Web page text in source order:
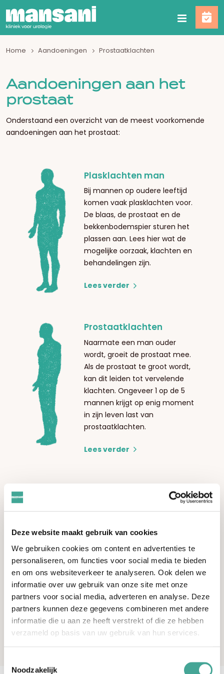
Deze website maakt gebruik van cookies
We gebruiken cookies om content en advertenties te
personaliseren, om functies voor social media te bieden
en om ons websiteverkeer te analyseren. Ook delen we
informatie over uw gebruik van onze site met onze
partners voor social media, adverteren en analyse. Deze
partners kunnen deze gegevens combineren met andere
informatie die u aan ze heeft verstrekt of die ze hebben
verzameld op basis van uw gebruik van hun services.
Noodzakelijk
Home Aandoeningen Prostaatklachten
Aandoeningen aan het
prostaat
Onderstaand een overzicht van de meest voorkomende
aandoeningen aan het prostaat:
Plasklachten man
Bij mannen op oudere leeftijd
komen vaak plasklachten voor.
De blaas, de prostaat en de
bekkenbodemspier sturen het
plassen aan. Lees hier wat de
mogelijke oorzaak, klachten en
behandelingen zijn.
Lees verder
Prostaatklachten
Naarmate een man ouder
wordt, groeit de prostaat mee.
Als de prostaat te groot wordt,
kan dit leiden tot vervelende
klachten. Ongeveer 1 op de 5
mannen krijgt op enig moment
in zijn leven last van
prostaatklachten.
Lees verder
incontinentie komt vaker voor
de mogelijke oorzaken zijn en
wat je zelf kunt doen om
urineverlies te verminderen.
Lees verder